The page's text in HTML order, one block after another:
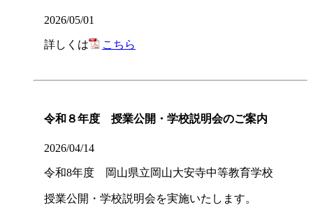
2026/05/01
詳しくは こちら
令和８年度 授業公開・学校説明会のご案内
2026/04/14
令和8年度 岡山県立岡山大安寺中等教育学校
授業公開・学校説明会を実施いたします。